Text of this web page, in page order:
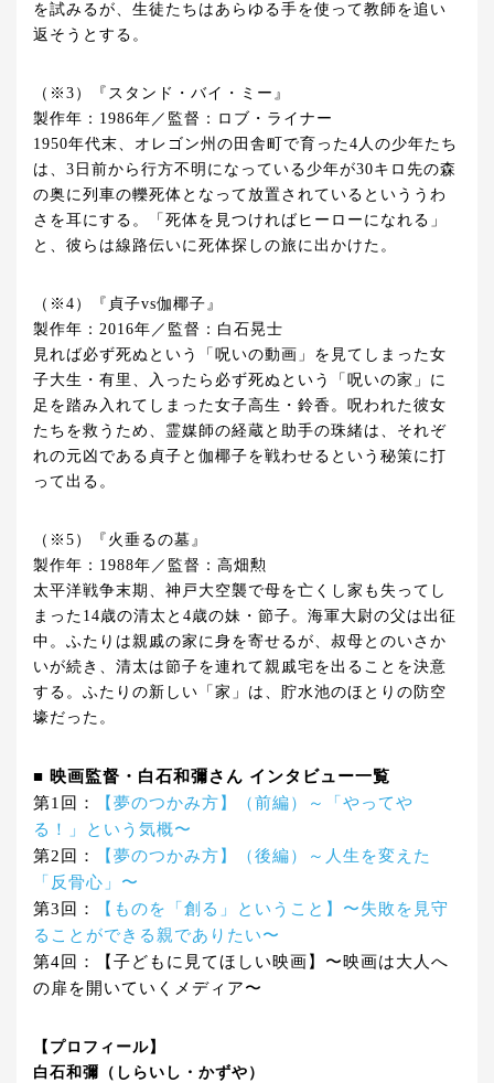
を試みるが、生徒たちはあらゆる手を使って教師を追い
返そうとする。
（※3）『スタンド・バイ・ミー』
製作年：1986年／監督：ロブ・ライナー
1950年代末、オレゴン州の田舎町で育った4人の少年たち
は、3日前から行方不明になっている少年が30キロ先の森
の奥に列車の轢死体となって放置されているといううわ
さを耳にする。「死体を見つければヒーローになれる」
と、彼らは線路伝いに死体探しの旅に出かけた。
（※4）『貞子vs伽椰子』
製作年：2016年／監督：白石晃士
見れば必ず死ぬという「呪いの動画」を見てしまった女
子大生・有里、入ったら必ず死ぬという「呪いの家」に
足を踏み入れてしまった女子高生・鈴香。呪われた彼女
たちを救うため、霊媒師の経蔵と助手の珠緒は、それぞ
れの元凶である貞子と伽椰子を戦わせるという秘策に打
って出る。
（※5）『火垂るの墓』
製作年：1988年／監督：高畑勲
太平洋戦争末期、神戸大空襲で母を亡くし家も失ってし
まった14歳の清太と4歳の妹・節子。海軍大尉の父は出征
中。ふたりは親戚の家に身を寄せるが、叔母とのいさか
いが続き、清太は節子を連れて親戚宅を出ることを決意
する。ふたりの新しい「家」は、貯水池のほとりの防空
壕だった。
■ 映画監督・白石和彌さん インタビュー一覧
第1回：
【夢のつかみ方】（前編）～「やってや
る！」という気概〜
第2回：
【夢のつかみ方】（後編）～人生を変えた
「反骨心」〜
第3回：
【ものを「創る」ということ】〜失敗を見守
ることができる親でありたい〜
第4回：【子どもに見てほしい映画】〜映画は大人へ
の扉を開いていくメディア〜
【プロフィール】
白石和彌（しらいし・かずや）